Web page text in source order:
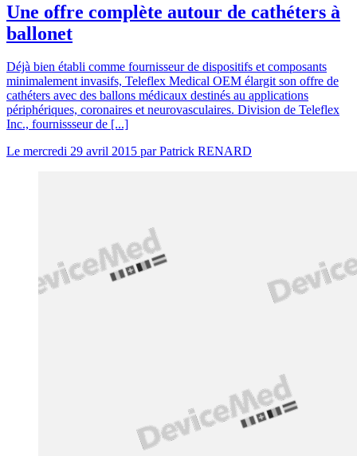
Une offre complète autour de cathéters à
ballonet
Déjà bien établi comme fournisseur de dispositifs et composants
minimalement invasifs, Teleflex Medical OEM élargit son offre de
cathéters avec des ballons médicaux destinés au applications
périphériques, coronaires et neurovasculaires. Division de Teleflex
Inc., fournissseur de [...]
Le mercredi 29 avril 2015 parPatrick RENARD